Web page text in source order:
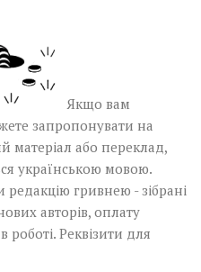
Якщо вам
запропонувати на
матеріал або переклад,
українською мовою.
гривнею - зібрані
авторів, оплату
роботі. Реквізити для